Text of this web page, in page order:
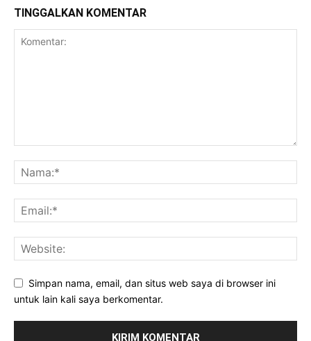
TINGGALKAN KOMENTAR
Simpan nama, email, dan situs web saya di browser ini
untuk lain kali saya berkomentar.